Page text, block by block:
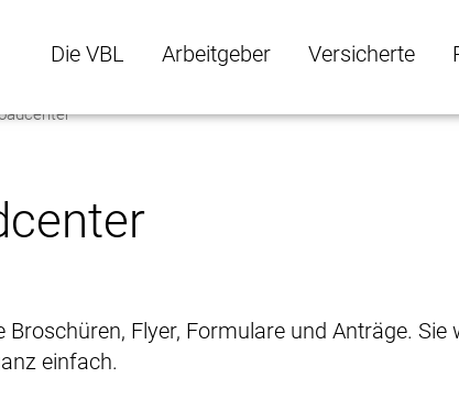
Die VBL Arbeitgeber Versicherte
Broschüren, Flyer, Formulare und Anträge.
einfach.